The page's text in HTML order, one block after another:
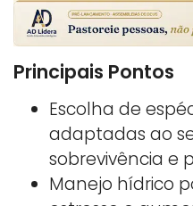
Principais Pontos
Escolha de
adaptadas ao
sobrevivência e
Manejo hídrico